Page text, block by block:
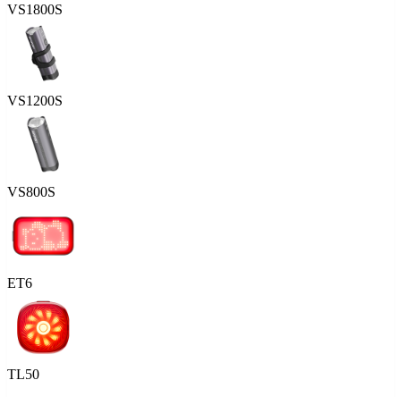
VS1800S
VS1200S
VS800S
ET6
TL50